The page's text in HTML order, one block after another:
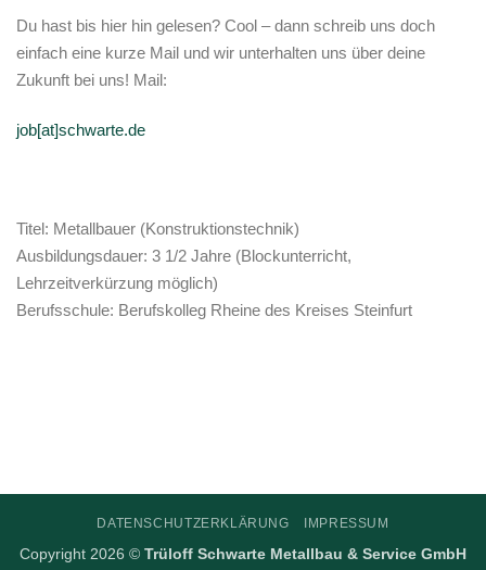
Du hast bis hier hin gelesen? Cool – dann schreib uns doch
einfach eine kurze Mail und wir unterhalten uns über deine
Zukunft bei uns! Mail:
job[at]schwarte.de
Titel: Metallbauer (Konstruktionstechnik)
Ausbildungsdauer: 3 1/2 Jahre (Blockunterricht,
Lehrzeitverkürzung möglich)
Berufsschule: Berufskolleg Rheine des Kreises Steinfurt
DATENSCHUTZERKLÄRUNG IMPRESSUM
Copyright 2026 © Trüloff Schwarte Metallbau & Service GmbH